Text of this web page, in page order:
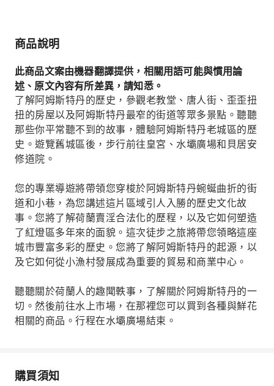
8人以下的小團遊確保個人化的體驗
商品說明
此商品文案由機器翻譯提供，相關用語可能與慣用論
述、原文內容有所差異，請知悉。
了解阿姆斯特丹的歷史，參觀老教堂、唐人街、歪歪扭
扭的房屋以及阿姆斯特丹最窄的街道等眾多景點。聽聽
那些你平常聽不到的故事，體驗阿姆斯特丹老城區的歷
史。遊覽舊城區後，步行前往皇宮、水壩廣場和貝居安
修道院。
您的專業導遊將帶領您穿梭於阿姆斯特丹蜿蜒曲折的街
道和小巷，為您講述這片區域引人入勝的歷史文化故
事。您將了解荷蘭賣淫合法化的歷程，以及它如何塑造
了紅燈區多年來的面貌。這次徒步之旅將帶您領略這座
城市豐富多彩的歷史。您將了解阿姆斯特丹的起源，以
及它如何從小漁村發展成為重要的貿易和商業中心。
聽聽關於荷蘭人的趣聞軼事，了解關於阿姆斯特丹的一
切。然後前往水上市場，在那裡您可以買到各種與鮮花
相關的商品。行程在水壩廣場結束。
購買須知